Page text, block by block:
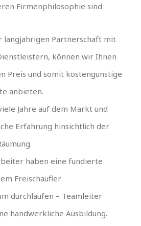
Firmenphilosophie sind
langjährigen Partnerschaft mit
können wir Ihnen
Preis und somit kostengünstige
anbieten.
Jahre auf dem Markt und
Erfahrung hinsichtlich der
haben eine fundierte
Freischaufler
durchlaufen – Teamleiter
handwerkliche Ausbildung.